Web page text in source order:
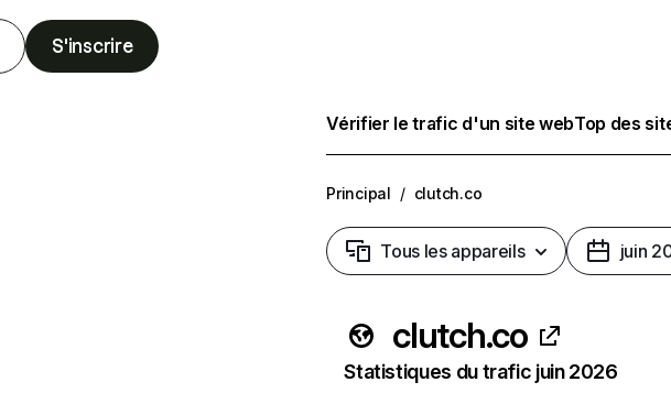
S'inscrire
Vérifier le trafic d'un site webTop des
Principal / clutch.co
Tous les appareils juin
clutch.co
Statistiques du trafic juin 2026